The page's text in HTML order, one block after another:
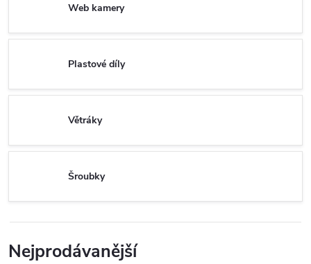
Web kamery
Plastové díly
Větráky
Šroubky
Nejprodávanější